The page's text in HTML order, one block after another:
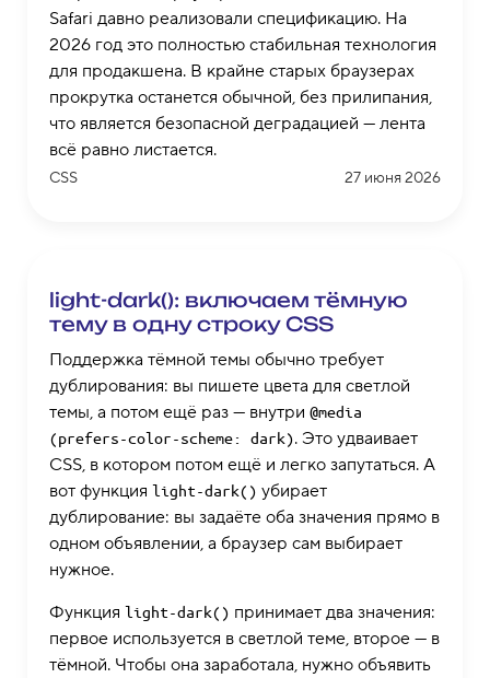
Safari давно реализовали спецификацию. На
2026 год это полностью стабильная технология
для продакшена. В крайне старых браузерах
прокрутка останется обычной, без прилипания,
что является безопасной деградацией — лента
всё равно листается.
CSS 27 июня 2026
light-dark(): включаем тёмную
тему в одну строку CSS
Поддержка тёмной темы обычно требует
дублирования: вы пишете цвета для светлой
темы, а потом ещё раз — внутри @media
(prefers-color-scheme: dark). Это удваивает
CSS, в котором потом ещё и легко запутаться. А
вот функция light-dark() убирает
дублирование: вы задаёте оба значения прямо в
одном объявлении, а браузер сам выбирает
нужное.
Функция light-dark() принимает два значения:
первое используется в светлой теме, второе — в
тёмной. Чтобы она заработала, нужно объявить